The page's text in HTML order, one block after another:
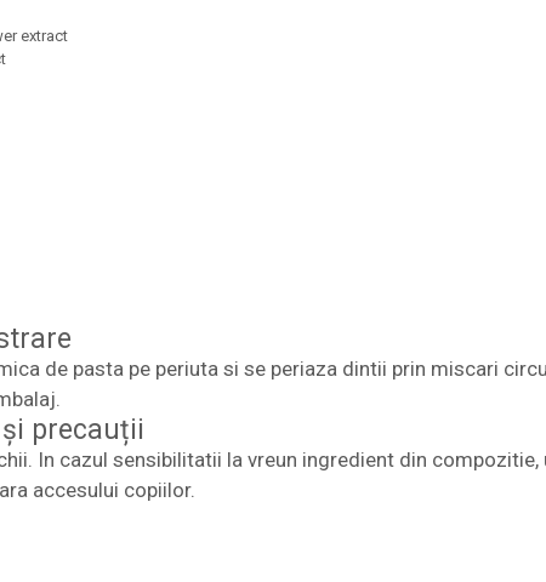
extract
de pasta pe periuta si se periaza dintii prin miscari
precauții
In cazul sensibilitatii la vreun ingredient din
accesului copiilor.